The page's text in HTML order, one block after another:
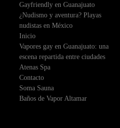
Gayfriendly en Guanajuato
¿Nudismo y aventura? Playas
nudistas en México
Inicio
Vapores gay en Guanajuato: una
escena repartida entre ciudades
Atenas Spa
Contacto
Soma Sauna
Baños de Vapor Altamar